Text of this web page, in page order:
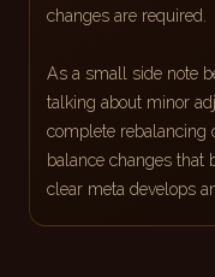
changes are required.
As a small side note
talking about minor
complete rebalancing
balance changes that
clear meta develops